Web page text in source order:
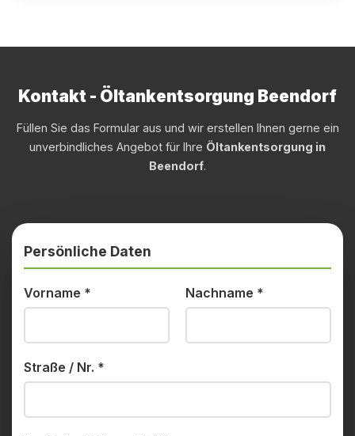
Kontakt - Öltankentsorgung Beendorf
Füllen Sie das Formular aus und wir erstellen Ihnen gerne ein
unverbindliches Angebot für Ihre Öltankentsorgung in
Beendorf.
Persönliche Daten
Vorname * Nachname *
Straße / Nr. *